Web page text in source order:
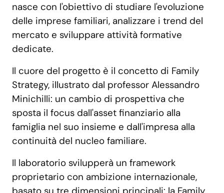
nasce con l'obiettivo di studiare l'evoluzione
delle imprese familiari, analizzare i trend del
mercato e sviluppare attività formative
dedicate.
Il cuore del progetto è il concetto di Family
Strategy, illustrato dal professor Alessandro
Minichilli: un cambio di prospettiva che
sposta il focus dall'asset finanziario alla
famiglia nel suo insieme e dall'impresa alla
continuità del nucleo familiare.
Il laboratorio svilupperà un framework
proprietario con ambizione internazionale,